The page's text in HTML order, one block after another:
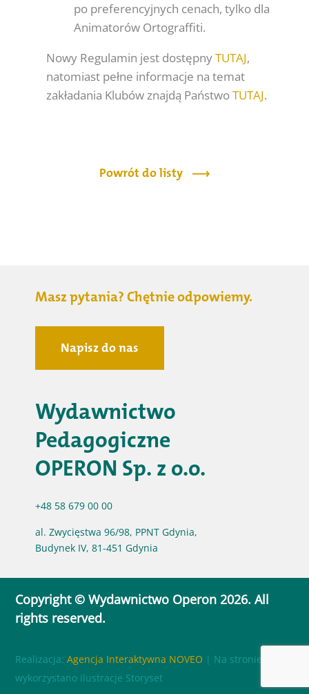
po preferencyjnych cenach, tylko dla
Animatorów Ortograffiti.
Nowy Regulamin jest dostępnyTUTAJ,
natomiast pełne informacje na temat
zakładania Klubów znajdą PaństwoTUTAJ.
Powrót do listy
Masz pytania? Chętnie odpowiemy.
Napisz do nas
Wydawnictwo
Pedagogiczne
OPERON Sp. z o.o.
+48 58 679 00 00
al. Zwycięstwa 96/98, PPNT Gdynia,
Budynek IV, 81-451 Gdynia
Copyright © Wydawnictwo Operon 2026. All
rights reserved.
Realizacja:Agencja Interaktywna NOVEO | Na stronie
wykorzystano ilustracje Storyset